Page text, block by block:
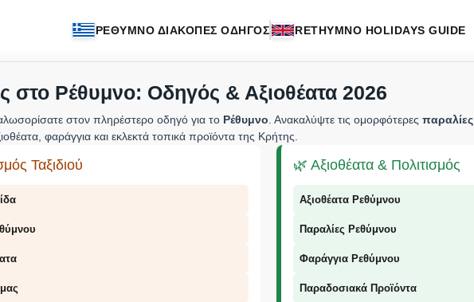
ΡΕΘΥΜΝΟ ΔΙΑΚΟΠΕΣ ΟΔΗΓΟΣ RETHYMNO HOLIDAYS GUIDE
στο Ρέθυμνο: Οδηγός & Αξιοθέατα 2026
στον πληρέστερο οδηγό για το Ρέθυμνο . Ανακαλύψτε τις ομορφότερες παραλίες
φαράγγια και εκλεκτά τοπικά προϊόντα της Κρήτης.
Ταξιδιού 🌿 Αξιοθέατα & Πολιτισμός
Αξιοθέατα Ρεθύμνου
Παραλίες Ρεθύμνου
Φαράγγια Ρεθύμνου
Παραδοσιακά Προϊόντα